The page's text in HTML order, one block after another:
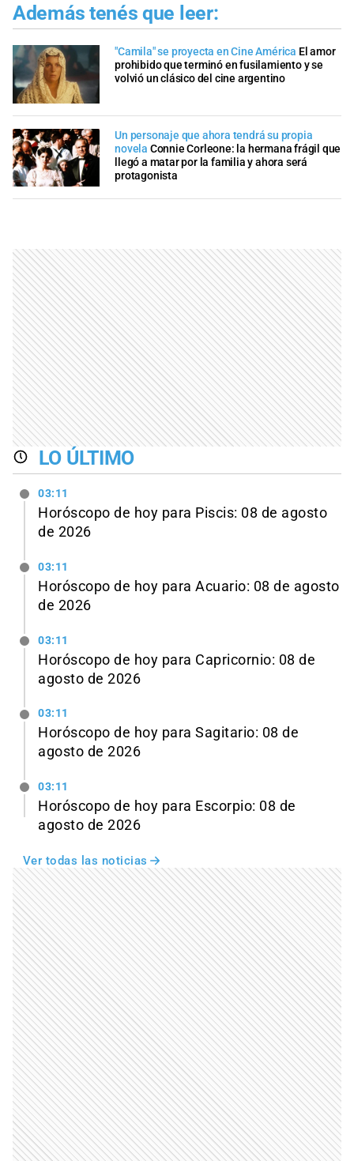
Además tenés que leer:
"Camila" se proyecta en Cine América El amor
prohibido que terminó en fusilamiento y se
volvió un clásico del cine argentino
Un personaje que ahora tendrá su propia
novela Connie Corleone: la hermana frágil que
llegó a matar por la familia y ahora será
protagonista
LO ÚLTIMO
03:11
Horóscopo de hoy para Piscis: 08 de agosto
de 2026
03:11
Horóscopo de hoy para Acuario: 08 de agosto
de 2026
03:11
Horóscopo de hoy para Capricornio: 08 de
agosto de 2026
03:11
Horóscopo de hoy para Sagitario: 08 de
agosto de 2026
03:11
Horóscopo de hoy para Escorpio: 08 de
agosto de 2026
Ver todas las noticias